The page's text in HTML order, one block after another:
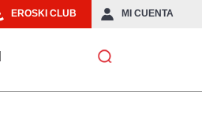
EROSKI CLUB MI CUENTA